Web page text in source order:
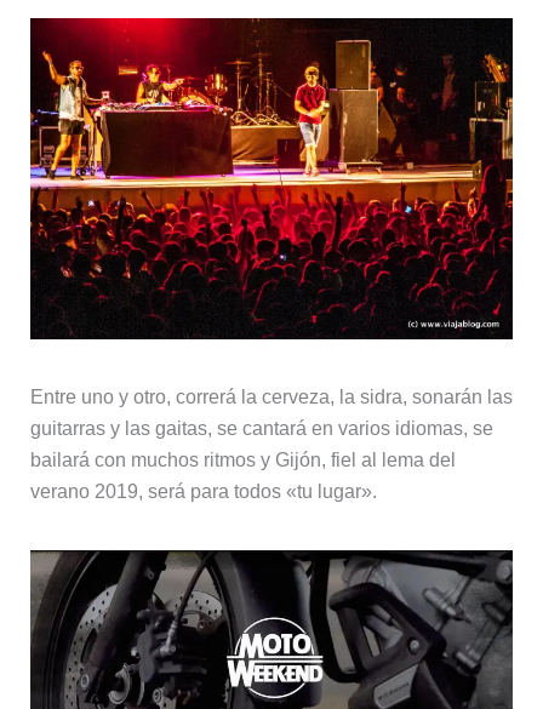
Entre uno y otro, correrá la cerveza, la sidra, sonarán las
guitarras y las gaitas, se cantará en varios idiomas, se
bailará con muchos ritmos y Gijón, fiel al lema del
verano 2019, será para todos «tu lugar».